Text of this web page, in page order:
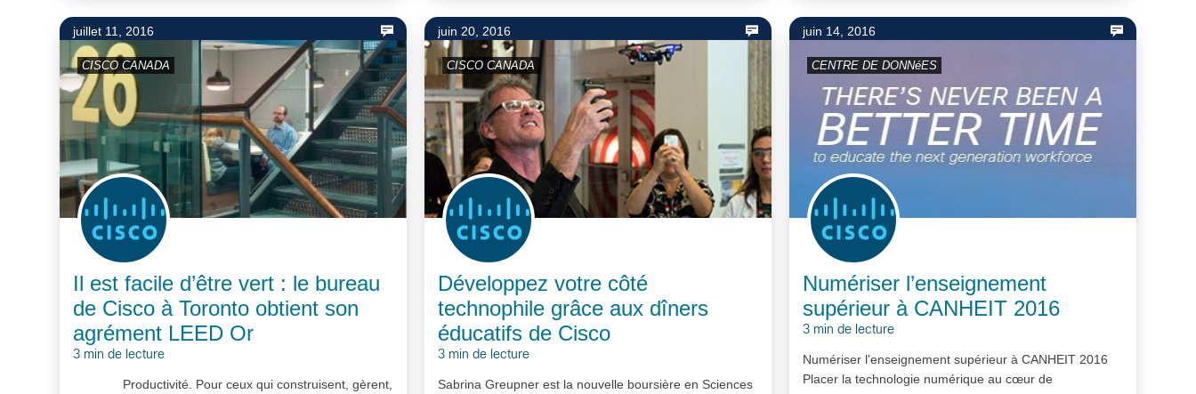
juillet 11, 2016
CISCO CANADA
Il est facile d’être vert : le bureau
de Cisco à Toronto obtient son
agrément LEED Or
3 min de lecture
Productivité. Pour ceux qui construisent, gèrent,
juin 20, 2016
CISCO CANADA
Développez votre côté
technophile grâce aux dîners
éducatifs de Cisco
3 min de lecture
Sabrina Greupner est la nouvelle boursière en Sciences
juin 14, 2016
CENTRE DE DONNéES
Numériser l’enseignement
supérieur à CANHEIT 2016
3 min de lecture
Numériser l'enseignement supérieur à CANHEIT 2016
Placer la technologie numérique au cœur de